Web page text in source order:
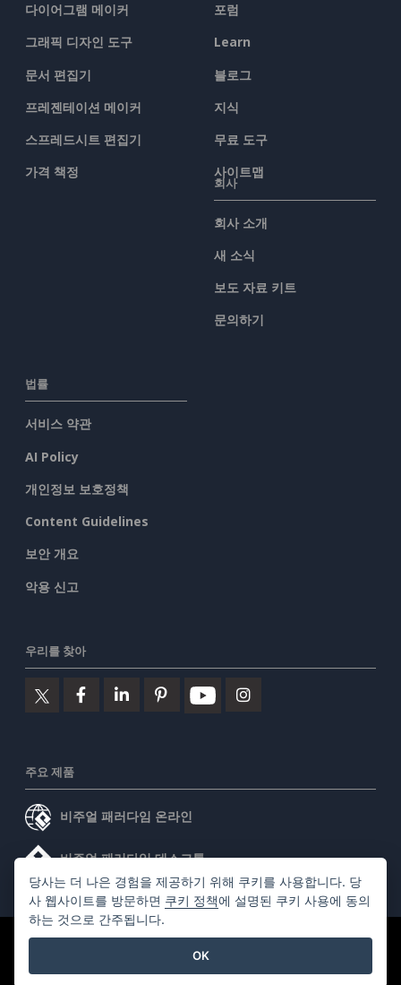
다이어그램 메이커
그래픽 디자인 도구
문서 편집기
프레젠테이션 메이커
스프레드시트 편집기
가격 책정
포럼
Learn
블로그
지식
무료 도구
사이트맵
회사
회사 소개
새 소식
보도 자료 키트
문의하기
법률
서비스 약관
AI Policy
개인정보 보호정책
Content Guidelines
보안 개요
악용 신고
우리를 찾아
주요 제품
비주얼 패러다임 온라인
비주얼 패러다임 데스크톱
©2026 by Visual Paradigm. 모든 권리 보유.
당사는 더 나은 경험을 제공하기 위해 쿠키를 사용합니다. 당
사 웹사이트를 방문하면 쿠키 정책에 설명된 쿠키 사용에 동의
하는 것으로 간주됩니다.
OK